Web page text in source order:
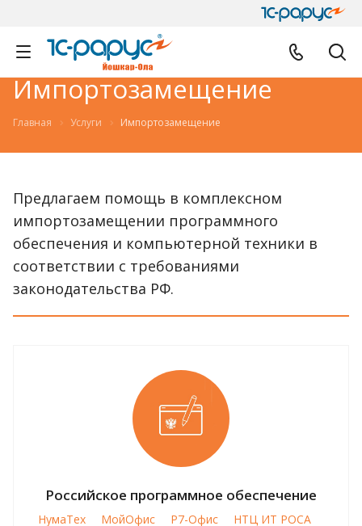
Импортозамещение
Главная Услуги Импортозамещение
Предлагаем помощь в комплексном
импортозамещении программного
обеспечения и компьютерной техники в
соответствии с требованиями
законодательства РФ.
Российское программное обеспечение
НумаТех МойОфис Р7-Офис
НТЦ ИТ РОСА